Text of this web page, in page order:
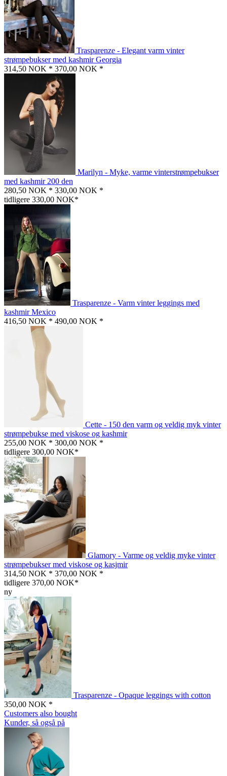
Trasparenze - Elegant varm vinter
strømpebukser med kashmir Georgia
314,50 NOK * 370,00 NOK *
Marilyn - Myke, varme vinterstrømpebukser
med kashmir 200 den
280,50 NOK * 330,00 NOK *
tidligere 330,00 NOK*
Trasparenze - Varm vinter leggings med
kashmir Mexico
416,50 NOK * 490,00 NOK *
Cette - 150 den varm og veldig myk vinter
strømpebukse med viskose og kashmir
255,00 NOK * 300,00 NOK *
tidligere 300,00 NOK*
Glamory - Varme og veldig myke vinter
strømpebukser med viskose og kasjmir
314,50 NOK * 370,00 NOK *
tidligere 370,00 NOK*
ny
Trasparenze - Opaque leggings with cotton
350,00 NOK *
Customers also bought
Kunder, så også på